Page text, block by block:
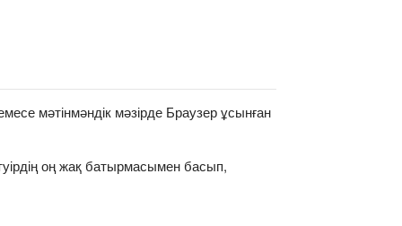
мәтінмәндік мәзірде Браузер ұсынған
оң жақ батырмасымен басып,